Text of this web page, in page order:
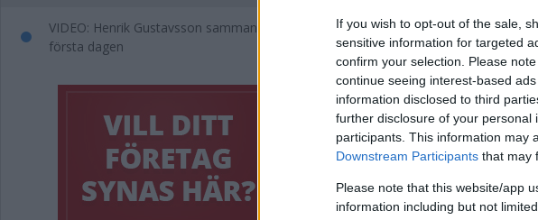
If you wish to opt-out of the sale,
sensitive information for targeted
confirm your selection. Please
continue seeing interest-based
information disclosed to third
further disclosure of your personal
participants. This information may
Downstream Participants that may
Please note that this website/app
information including but not
VIDEO: Henrik Gustavsson sammanfattar
första dagen
Annons:
Taggar i artikel Philip
Annons: